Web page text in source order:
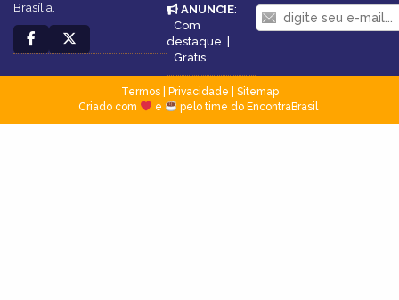
Brasília.
ANUNCIE:
Com
destaque
Grátis
Termos| Privacidade
Sitemap
Criado com
e pelo time do EncontraBrasil